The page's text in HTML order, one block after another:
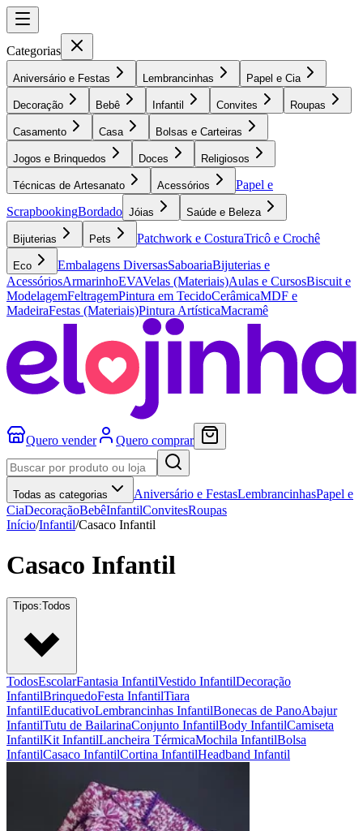
Categorias
Aniversário e Festas Lembrancinhas Papel e Cia
Decoração Bebê Infantil Convites Roupas
Casamento Casa Bolsas e Carteiras
Jogos e Brinquedos Doces Religiosos
Técnicas de Artesanato Acessórios
Papel e
ScrapbookingBordado Jóias Saúde e Beleza
Bijuterias Pets Patchwork e CosturaTricô e Crochê
Eco Embalagens DiversasSaboariaBijuterias e
AcessóriosArmarinhoEVAVelas (Materiais)Aulas e CursosBiscuit e
ModelagemFeltragemPintura em TecidoCerâmicaMDF e
MadeiraFestas (Materiais)Pintura ArtísticaMacramê
Quero vender Quero comprar
Todas as categorias Aniversário e FestasLembrancinhasPapel e
CiaDecoraçãoBebêInfantilConvitesRoupas
Início/Infantil/Casaco Infantil
Casaco Infantil
Tipos:Todos
TodosEscolarFantasia InfantilVestido InfantilDecoração
InfantilBrinquedoFesta InfantilTiara
InfantilEducativoLembrancinhas InfantilBonecas de PanoAbajur
InfantilTutu de BailarinaConjunto InfantilBody InfantilCamiseta
InfantilKit InfantilLancheira TérmicaMochila InfantilBolsa
InfantilCasaco InfantilCortina InfantilHeadband Infantil